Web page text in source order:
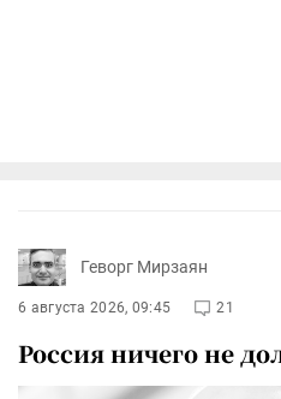
Геворг Мирзаян
6 августа 2026, 09:45 21
Россия ничего не